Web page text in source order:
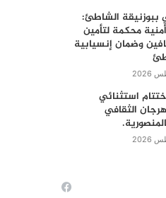
ببوزنيقة الشاطئ:
محكمة لتأمين
وضمان إنسيابية
استثنائي
الثقافي